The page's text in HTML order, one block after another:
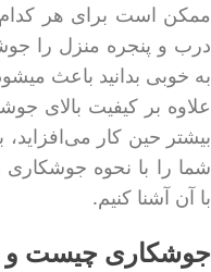
ممکن است برای هر کدام
درب و پنجره منزل را
به خوبی بدانید باعث
علاوه بر کیفیت بالای
بیشتر حین کار می‌افزاید،
شما را با نحوه
با آن آشنا کنیم.
جوشکاری چیست و